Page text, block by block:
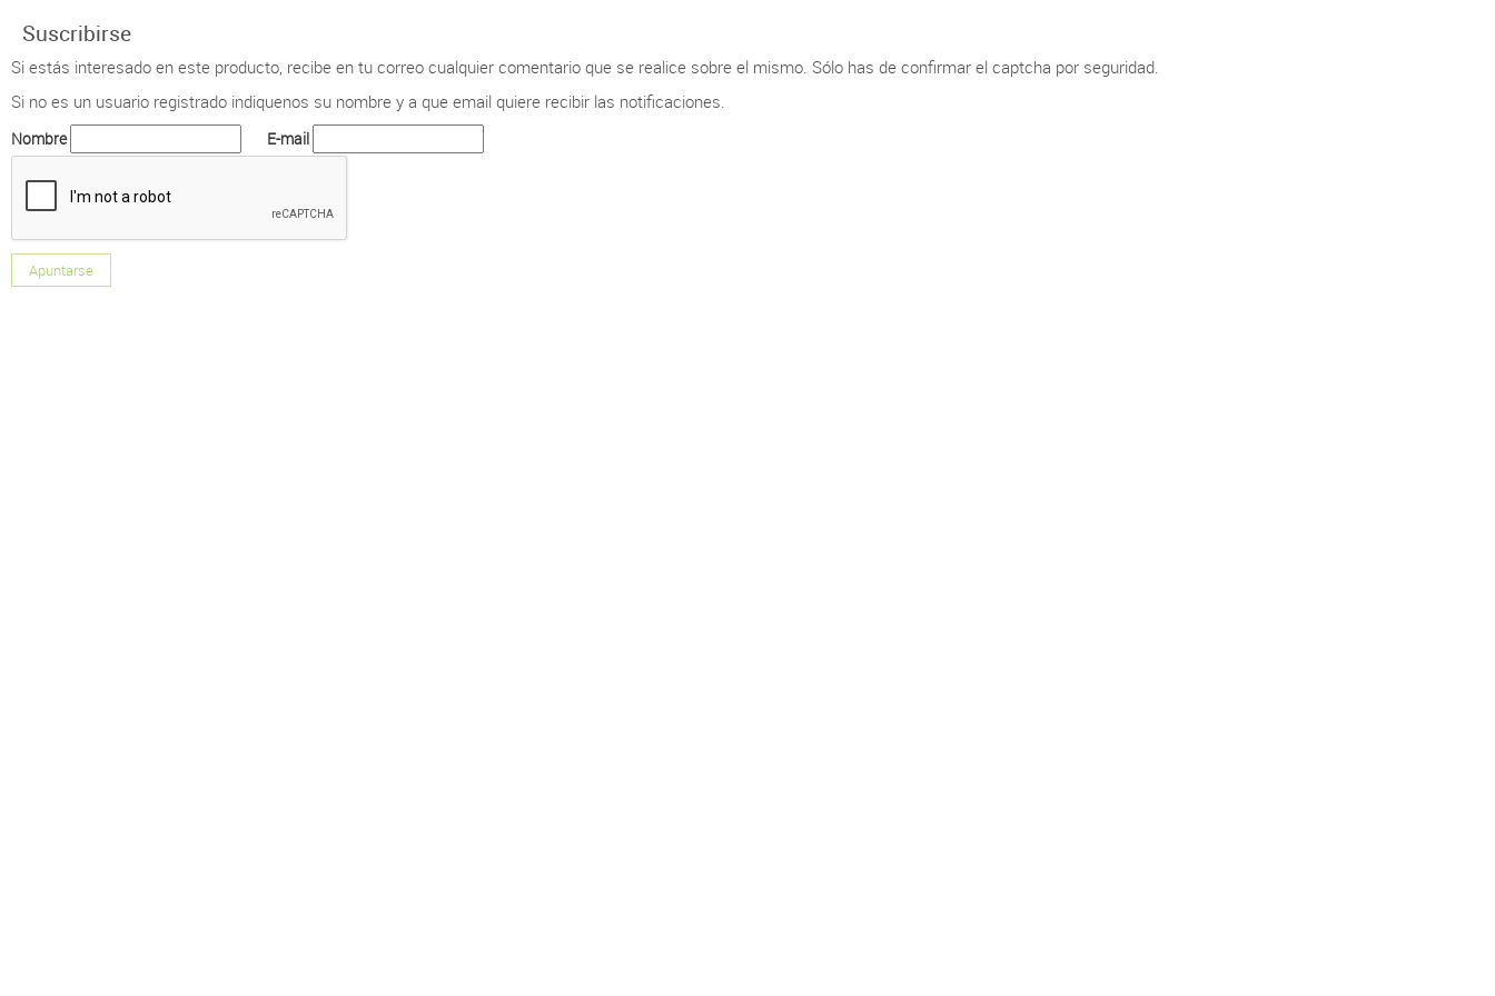
Suscribirse
Si estás interesado en este producto, recibe en tu correo cualquier comentario que se realice sobre el mismo. Sólo has de confirmar el captcha por seguridad.
Si no es un usuario registrado indiquenos su nombre y a que email quiere recibir las notificaciones.
Nombre E-mail